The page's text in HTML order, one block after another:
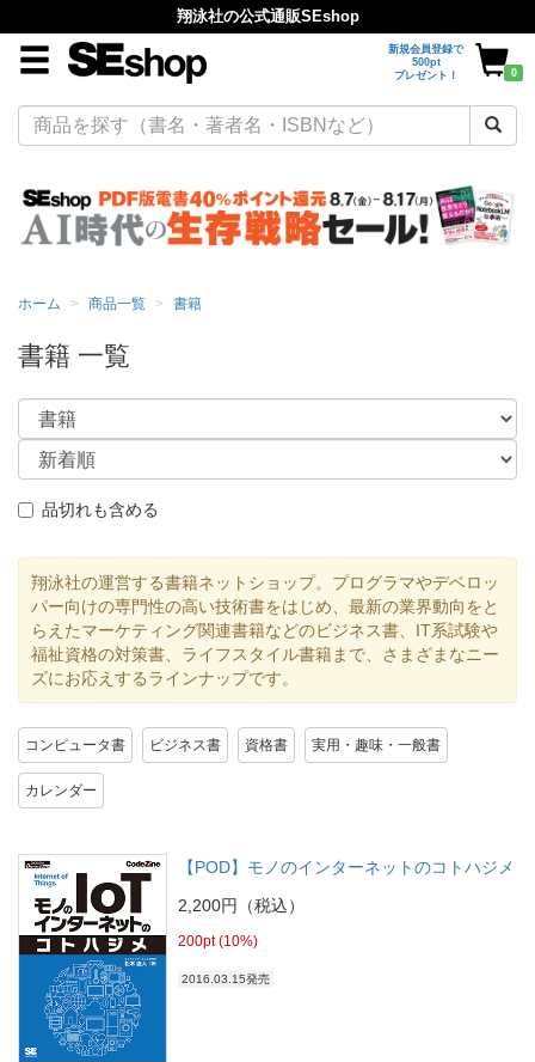
翔泳社の公式通販SEshop
新規会員登録で
500pt
プレゼント！
0
ホーム 商品一覧 書籍
書籍 一覧
品切れも含める
翔泳社の運営する書籍ネットショップ。プログラマやデベロッ
パー向けの専門性の高い技術書をはじめ、最新の業界動向をと
らえたマーケティング関連書籍などのビジネス書、IT系試験や
福祉資格の対策書、ライフスタイル書籍まで、さまざまなニー
ズにお応えするラインナップです。
コンピュータ書 ビジネス書 資格書 実用・趣味・一般書
カレンダー
【POD】モノのインターネットのコトハジメ
2,200円（税込）
200pt (10%)
2016.03.15発売